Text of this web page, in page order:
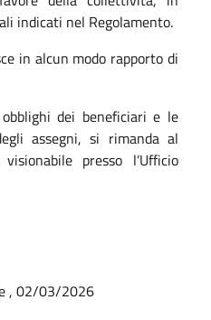
indicati nel Regolamento.
in alcun modo rapporto di
dei beneficiari e le
assegni, si rimanda al
presso l’Ufficio
, 02/03/2026